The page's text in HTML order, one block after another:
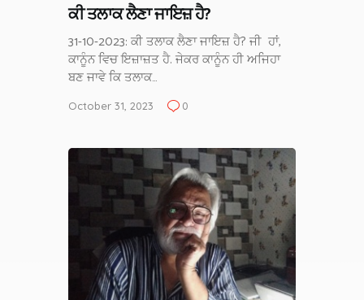
ਕੀ ਤਲਾਕ ਲੈਣਾ ਜਾਇਜ਼ ਹੈ?
31-10-2023: ਕੀ ਤਲਾਕ ਲੈਣਾ ਜਾਇਜ਼ ਹੈ? ਜੀ ਹਾਂ,
ਕਾਨੂੰਨ ਵਿਚ ਇਜ਼ਾਜ਼ਤ ਹੈ. ਜੇਕਰ ਕਾਨੂੰਨ ਹੀ ਅਜਿਹਾ
ਬਣ ਜਾਵੇ ਕਿ ਤਲਾਕ…
October 31, 2023 0